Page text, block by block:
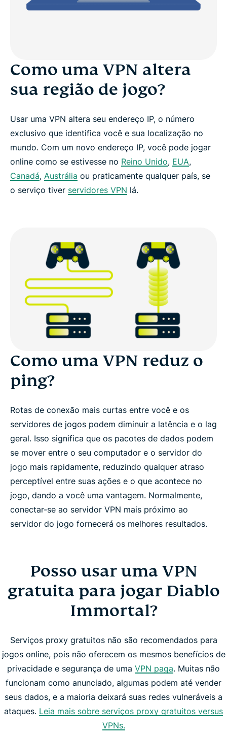
Como uma VPN altera
sua região de jogo?
Usar uma VPN altera seu endereço IP, o número
exclusivo que identifica você e sua localização no
mundo. Com um novo endereço IP, você pode jogar
online como se estivesse no Reino Unido, EUA,
Canadá, Austrália ou praticamente qualquer país, se
o serviço tiver servidores VPN lá.
Como uma VPN reduz o
ping?
Rotas de conexão mais curtas entre você e os
servidores de jogos podem diminuir a latência e o lag
geral. Isso significa que os pacotes de dados podem
se mover entre o seu computador e o servidor do
jogo mais rapidamente, reduzindo qualquer atraso
perceptível entre suas ações e o que acontece no
jogo, dando a você uma vantagem. Normalmente,
conectar-se ao servidor VPN mais próximo ao
servidor do jogo fornecerá os melhores resultados.
Posso usar uma VPN
gratuita para jogar Diablo
Immortal?
Serviços proxy gratuitos não são recomendados para
jogos online, pois não oferecem os mesmos benefícios de
privacidade e segurança de uma VPN paga. Muitas não
funcionam como anunciado, algumas podem até vender
seus dados, e a maioria deixará suas redes vulneráveis a
ataques. Leia mais sobre serviços proxy gratuitos versus
VPNs.